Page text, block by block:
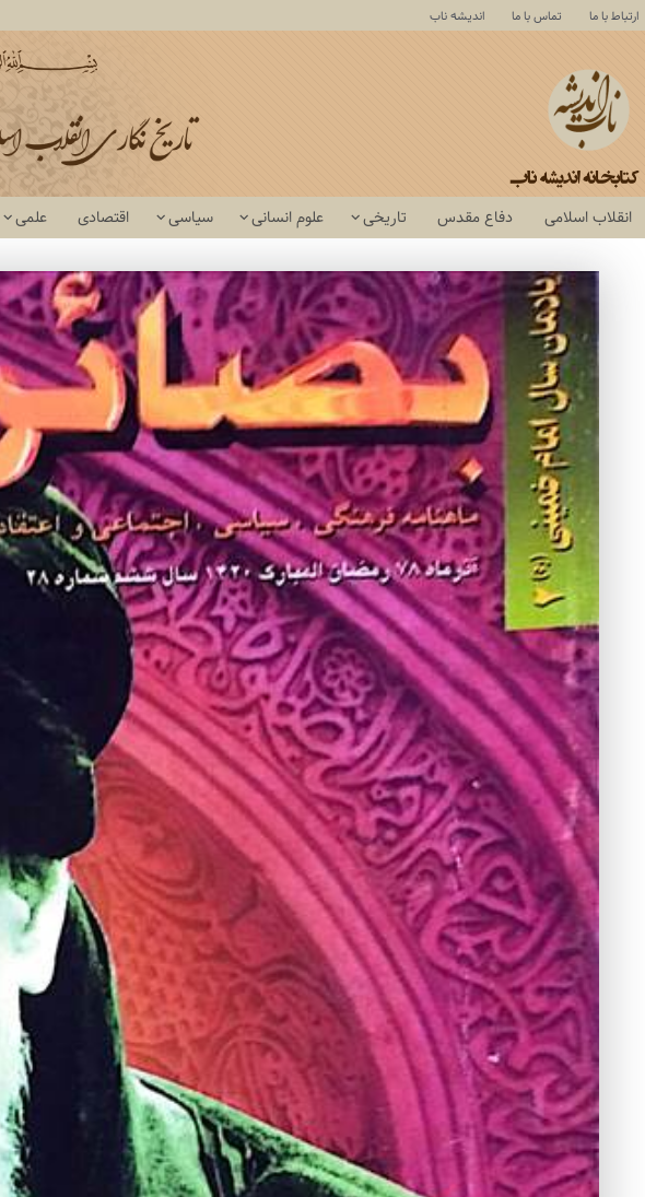
ارتباط با ما تماس با ما اندیشه ناب
انقلاب اسلامی دفاع مقدس تاریخی علوم انسانی سیاسی اقتصادی علمی